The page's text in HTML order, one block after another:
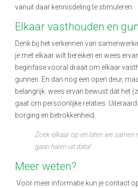
vanuit daar kennisdeling te stimuleren.
Elkaar vasthouden en
Denk bij het verkennen van
je met elkaar wilt bereiken en wees
beginfase vooral draait om elkaar
gunnen. En dan nog een open deur,
belangrijk: wees ervan bewust dat het
gaat om persoonlijke relaties.
borging en betrokkenheid.
Zoek elkaar op en laten we samen
gaan halen uit data!
Meer weten?
Voor meer informatie kun je contact